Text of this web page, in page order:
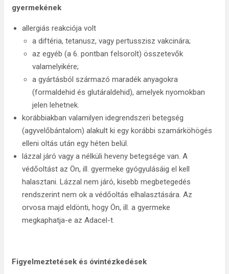
gyermekének
allergiás reakciója volt
a diftéria, tetanusz, vagy pertusszisz vakcinára;
az egyéb (a 6. pontban felsorolt) összetevők
valamelyikére;
a gyártásból származó maradék anyagokra
(formaldehid és glutáraldehid), amelyek nyomokban
jelen lehetnek.
korábbiakban valamilyen idegrendszeri betegség
(agyvelőbántalom) alakult ki egy korábbi szamárköhögés
elleni oltás után egy héten belül.
lázzal járó vagy a nélküli heveny betegsége van. A
védőoltást az Ön, ill. gyermeke gyógyulásáig el kell
halasztani. Lázzal nem járó, kisebb megbetegedés
rendszerint nem ok a védőoltás elhalasztására. Az
orvosa majd eldönti, hogy Ön, ill. a gyermeke
megkaphatja-e az Adacel-t.
Figyelmeztetések és óvintézkedések